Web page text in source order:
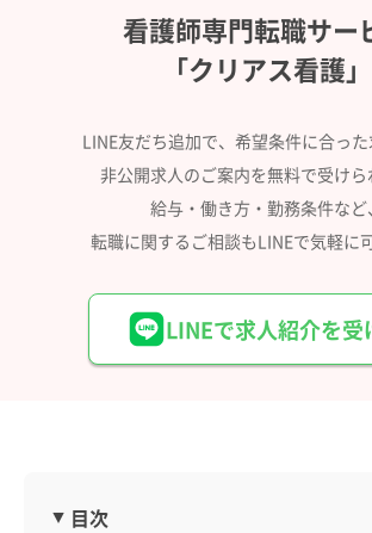
看護師専門転職サー
「クリアス看護」
LINE友だち追加で、希望条件に合っ
非公開求人のご案内を無料で受けら
給与・働き方・勤務条件など、
転職に関するご相談もLINEで気軽に
LINEで求人紹介を受
目次